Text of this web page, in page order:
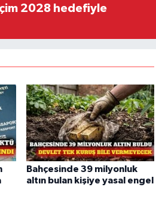
2028 hedefiyle
Bahçesinde 39 milyonluk
altın bulan kişiye yasal engel